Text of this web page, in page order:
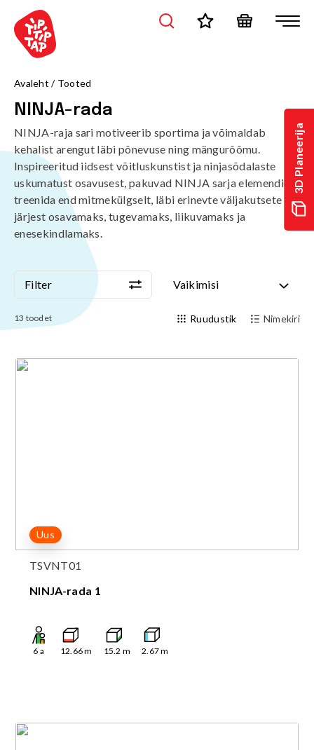
3D Planeerija
Avaleht / Tooted
NINJA-rada
NINJA-raja sari motiveerib sportima ja võimaldab
kehalist arengut läbi põnevuse ning mängurõõmu.
Inspireeritud iidsest võitluskunstist ja ninjasõdalaste
uskumatust osavusest, pakuvad NINJA sarja elemendid
treenida end mitmekülgselt, läbi erinevte väljakutsete
järjest osavamaks, tugevamaks, liikuvamaks ja
enesekindlamaks.
Filter
Filter Vaikimisi
13 toodet Ruudustik Nimekiri
Uus
TSVNT01
NINJA-rada 1
6 a 12.66m 15.2 m 2.67m